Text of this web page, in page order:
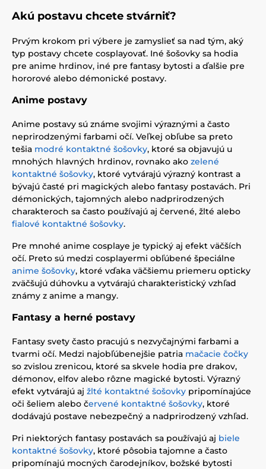
Akú postavu chcete stvárniť?
Prvým krokom pri výbere je zamyslieť sa nad tým, aký
typ postavy chcete cosplayovať. Iné šošovky sa hodia
pre anime hrdinov, iné pre fantasy bytosti a ďalšie pre
hororové alebo démonické postavy.
Anime postavy
Anime postavy sú známe svojimi výraznými a často
neprirodzenými farbami očí. Veľkej obľube sa preto
tešia modré kontaktné šošovky, ktoré sa objavujú u
mnohých hlavných hrdinov, rovnako ako zelené
kontaktné šošovky, ktoré vytvárajú výrazný kontrast a
bývajú časté pri magických alebo fantasy postavách. Pri
démonických, tajomných alebo nadprirodzených
charakteroch sa často používajú aj červené, žlté alebo
fialové kontaktné šošovky.
Pre mnohé anime cosplaye je typický aj efekt väčších
očí. Preto sú medzi cosplayermi obľúbené špeciálne
anime šošovky, ktoré vďaka väčšiemu priemeru opticky
zväčšujú dúhovku a vytvárajú charakteristický vzhľad
známy z anime a mangy.
Fantasy a herné postavy
Fantasy svety často pracujú s nezvyčajnými farbami a
tvarmi očí. Medzi najobľúbenejšie patria mačacie čočky
so zvislou zrenicou, ktoré sa skvele hodia pre drakov,
démonov, elfov alebo rôzne magické bytosti. Výrazný
efekt vytvárajú aj žlté kontaktné šošovky pripomínajúce
oči šeliem alebo červené kontaktné šošovky, ktoré
dodávajú postave nebezpečný a nadprirodzený vzhľad.
Pri niektorých fantasy postavách sa používajú aj biele
kontaktné šošovky, ktoré pôsobia tajomne a často
pripomínajú mocných čarodejníkov, božské bytosti